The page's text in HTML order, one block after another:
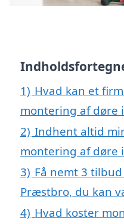
1) Hvad kan et
montering af døre
2) Indhent altid
montering af døre
3) Få nemt 3
Præstbro, du kan
4) Hvad koster